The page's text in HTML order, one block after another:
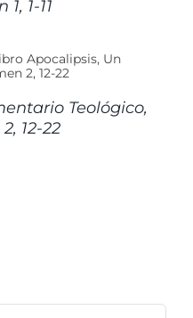
1-11
Teológico,
12-22